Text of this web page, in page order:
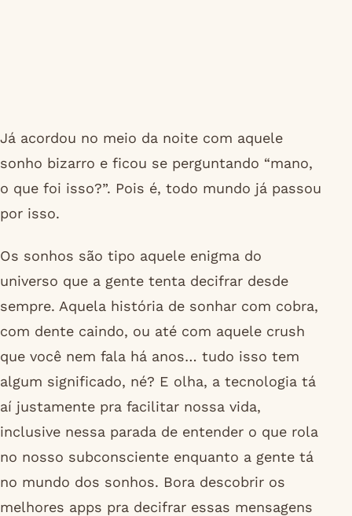
Já acordou no meio da noite com aquele
sonho bizarro e ficou se perguntando “mano,
o que foi isso?”. Pois é, todo mundo já passou
por isso.
Os sonhos são tipo aquele enigma do
universo que a gente tenta decifrar desde
sempre. Aquela história de sonhar com cobra,
com dente caindo, ou até com aquele crush
que você nem fala há anos… tudo isso tem
algum significado, né? E olha, a tecnologia tá
aí justamente pra facilitar nossa vida,
inclusive nessa parada de entender o que rola
no nosso subconsciente enquanto a gente tá
no mundo dos sonhos. Bora descobrir os
melhores apps pra decifrar essas mensagens